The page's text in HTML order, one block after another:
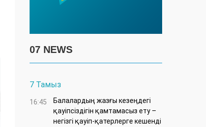
07 NEWS
7 Тамыз
16:45
Балалардың жазғы кезеңдегі
қауіпсіздігін қамтамасыз ету –
негізгі қауіп-қатерлерге кешенді